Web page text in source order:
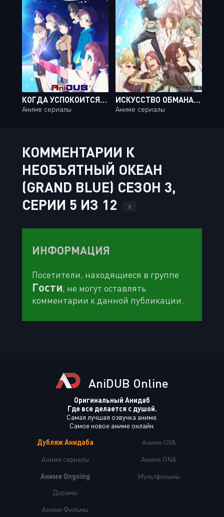
КОГДА УСПОКОИТСЯ МОРЕ / NAGI NO ASUKARA [26 ИЗ 26]
Аниме сериалы
ИСКУССТВО ОБМАНА / CHEATING CRAFT [12 ИЗ 12]
Аниме сериалы
КОММЕНТАРИИ К
НЕОБЪЯТНЫЙ ОКЕАН
(GRAND BLUE) СЕЗОН 3,
СЕРИИ 5 ИЗ 12
0
ИНФОРМАЦИЯ
Посетители, находящиеся в группе
Гости, не могут оставлять
комментарии к данной публикации.
AniDUB Online
Оригинальный Анидаб
Где все делается с душой.
Самая лучшая озвучка аниме.
Самое новое аниме онлайн.
Дубляж Анидаба
Аниме сериалы
Аниме Ongoing
Аниме OVA
Аниме ONA
Мультфильмы
Дорамы
Аниме Фильмы